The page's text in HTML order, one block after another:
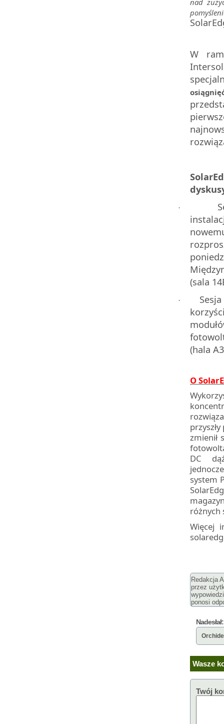
W
·
(sala
·
(hala
O
zmienił
DC
system
różnych
Więcej
Redakcja
przez
ponosi
Nadesłał:
Wasze
Twój